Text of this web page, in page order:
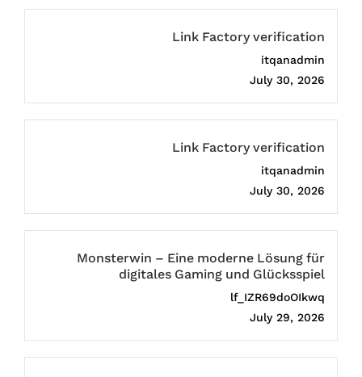
Link Factory verification
itqanadmin
July 30, 2026
Link Factory verification
itqanadmin
July 30, 2026
Monsterwin – Eine moderne Lösung für
digitales Gaming und Glücksspiel
lf_IZR69doOIkwq
July 29, 2026